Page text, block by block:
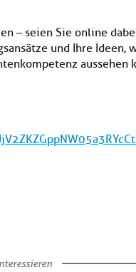
– seien Sie online
und Ihre Ideen,
aussehen